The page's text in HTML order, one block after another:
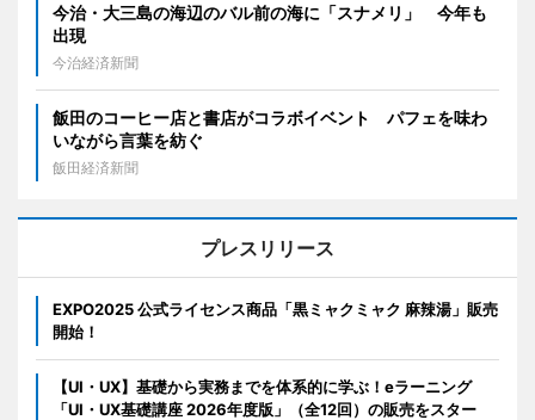
今治・大三島の海辺のバル前の海に「スナメリ」 今年も
出現
今治経済新聞
飯田のコーヒー店と書店がコラボイベント パフェを味わ
いながら言葉を紡ぐ
飯田経済新聞
プレスリリース
EXPO2025 公式ライセンス商品「黒ミャクミャク 麻辣湯」販売
開始！
【UI・UX】基礎から実務までを体系的に学ぶ！eラーニング
「UI・UX基礎講座 2026年度版」（全12回）の販売をスター